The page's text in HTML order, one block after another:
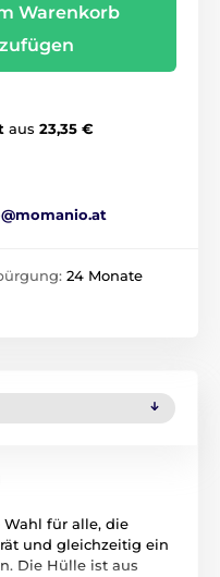
Warenkorb
aus 23,35 €
24 Monate
für alle, die
und gleichzeitig ein
Die Hülle ist aus